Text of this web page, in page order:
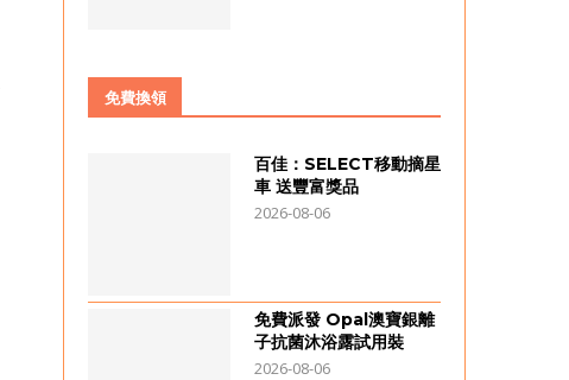
免費換領
百佳：SELECT移動摘星
車 送豐富獎品
2026-08-06
免費派發 Opal澳寶銀離
子抗菌沐浴露試用裝
2026-08-06